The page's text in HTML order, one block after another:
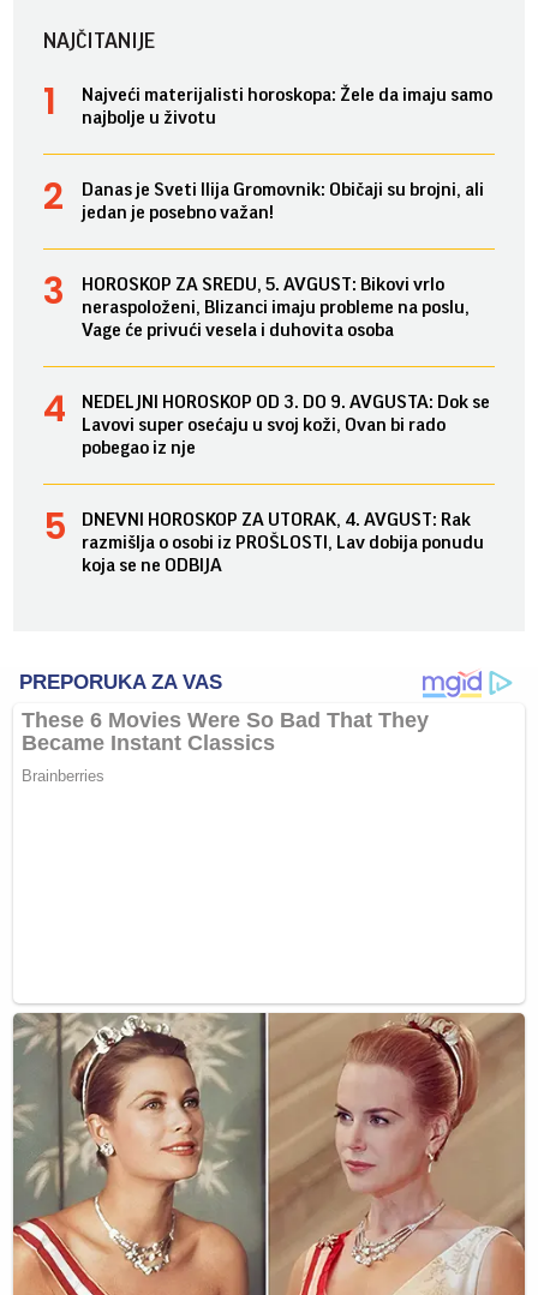
NAJČITANIJE
Najveći materijalisti horoskopa: Žele da imaju samo
najbolje u životu
Danas je Sveti Ilija Gromovnik: Običaji su brojni, ali
jedan je posebno važan!
HOROSKOP ZA SREDU, 5. AVGUST: Bikovi vrlo
neraspoloženi, Blizanci imaju probleme na poslu,
Vage će privući vesela i duhovita osoba
NEDELJNI HOROSKOP OD 3. DO 9. AVGUSTA: Dok se
Lavovi super osećaju u svoj koži, Ovan bi rado
pobegao iz nje
DNEVNI HOROSKOP ZA UTORAK, 4. AVGUST: Rak
razmišlja o osobi iz PROŠLOSTI, Lav dobija ponudu
koja se ne ODBIJA